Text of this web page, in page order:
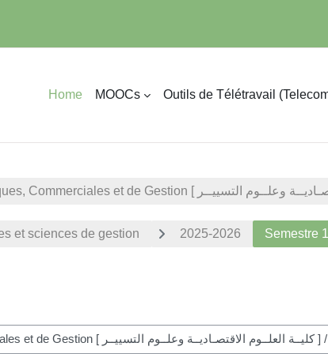
Home MOOCs Outils de Télétravail
et sciences de gestion 2025-2026 Semestre 1